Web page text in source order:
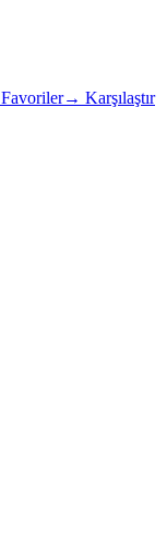
Favoriler→ Karşılaştır